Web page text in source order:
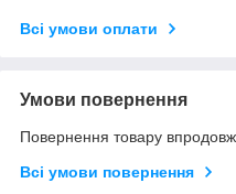
Всі умови оплати
Умови повернення
Повернення товару
Всі умови повернення